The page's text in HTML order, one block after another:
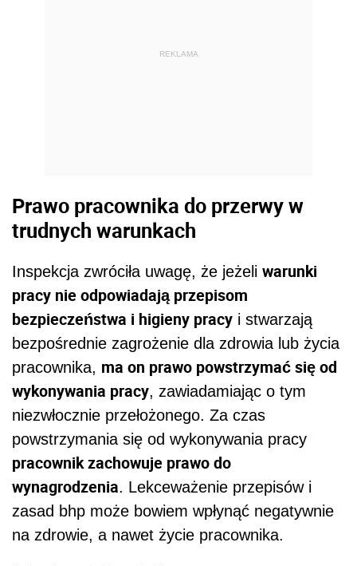
REKLAMA
Prawo pracownika do przerwy w
trudnych warunkach
Inspekcja zwróciła uwagę, że jeżeli warunki
pracy nie odpowiadają przepisom
bezpieczeństwa i higieny pracy i stwarzają
bezpośrednie zagrożenie dla zdrowia lub życia
pracownika, ma on prawo powstrzymać się od
wykonywania pracy, zawiadamiając o tym
niezwłocznie przełożonego. Za czas
powstrzymania się od wykonywania pracy
pracownik zachowuje prawo do
wynagrodzenia. Lekceważenie przepisów i
zasad bhp może bowiem wpłynąć negatywnie
na zdrowie, a nawet życie pracownika.